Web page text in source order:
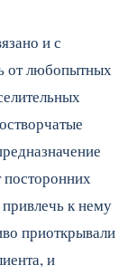
и с
от любопытных
к нему
приоткрывали
и